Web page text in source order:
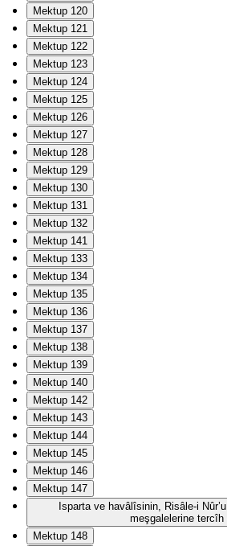
Mektup 120
Mektup 121
Mektup 122
Mektup 123
Mektup 124
Mektup 125
Mektup 126
Mektup 127
Mektup 128
Mektup 129
Mektup 130
Mektup 131
Mektup 132
Mektup 141
Mektup 133
Mektup 134
Mektup 135
Mektup 136
Mektup 137
Mektup 138
Mektup 139
Mektup 140
Mektup 142
Mektup 143
Mektup 144
Mektup 145
Mektup 146
Mektup 147
Isparta ve havâlîsinin, Risâle-i
meşgalelerine tercîh
Mektup 148